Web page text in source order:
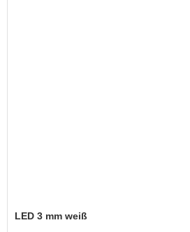
LED 3 mm weiß